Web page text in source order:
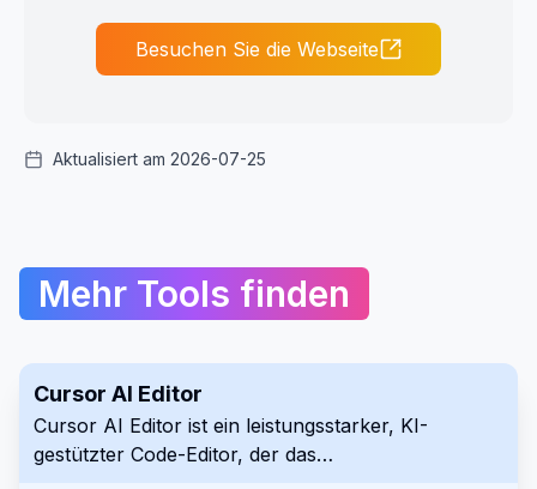
Besuchen Sie die Webseite
Aktualisiert am 2026-07-25
Mehr Tools finden
Cursor AI Editor
Cursor AI Editor ist ein leistungsstarker, KI-
gestützter Code-Editor, der das